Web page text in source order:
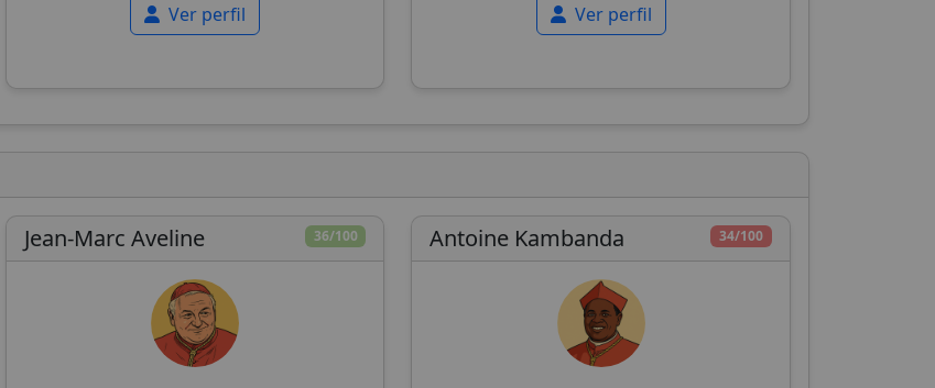
Ver perfil Ver perfil
36/100
Jean-Marc Aveline 34/100
Antoine Kambanda